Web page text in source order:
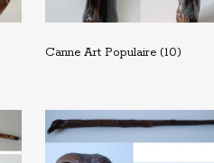
Canne Art Populaire (10)